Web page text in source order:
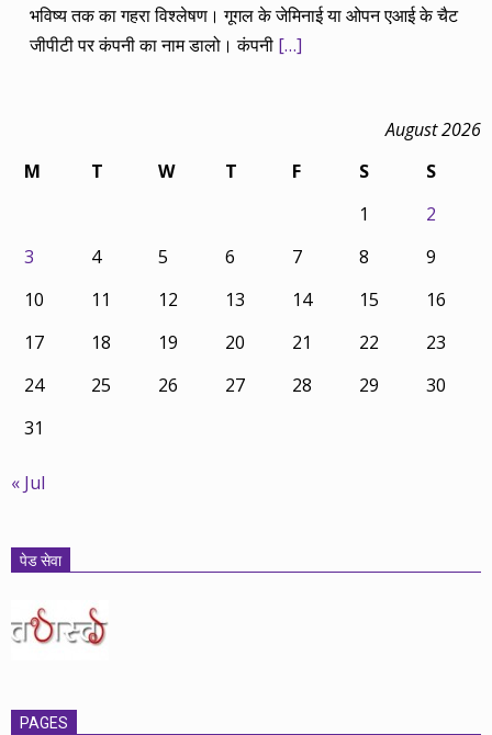
भविष्य तक का गहरा विश्लेषण। गूगल के जेमिनाई या ओपन एआई के चैट
जीपीटी पर कंपनी का नाम डालो। कंपनी […]
August 2026
M
T W T F S
S
1
2
3
4 5 6 7 8
9
10
11 12 13 14 15
16
17
18 19 20 21 22
23
24
25 26 27 28 29
30
31
« Jul
पेड सेवा
PAGES